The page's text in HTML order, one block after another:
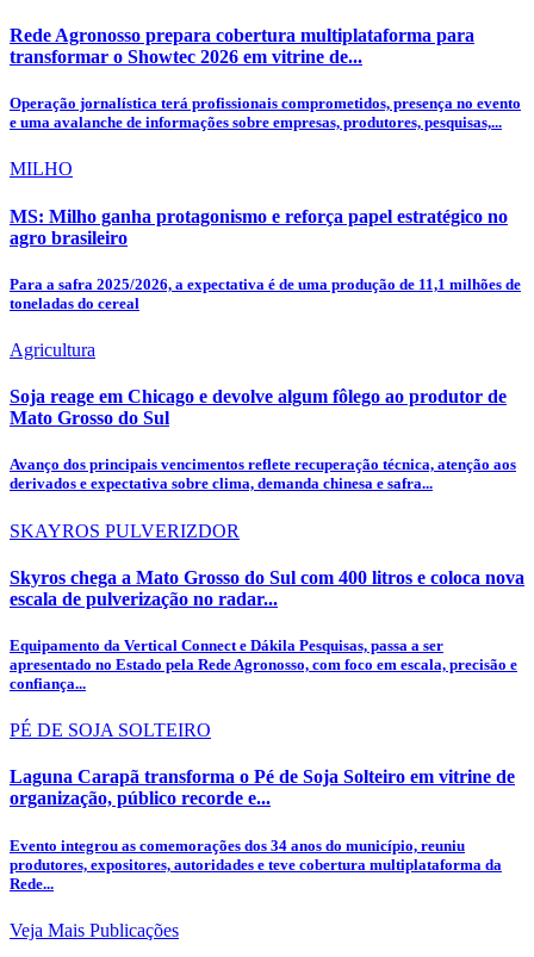
Rede Agronosso prepara cobertura multiplataforma para
transformar o Showtec 2026 em vitrine de...
Operação jornalística terá profissionais comprometidos, presença no evento
e uma avalanche de informações sobre empresas, produtores, pesquisas,...
MILHO
MS: Milho ganha protagonismo e reforça papel estratégico no
agro brasileiro
Para a safra 2025/2026, a expectativa é de uma produção de 11,1 milhões de
toneladas do cereal
Agricultura
Soja reage em Chicago e devolve algum fôlego ao produtor de
Mato Grosso do Sul
Avanço dos principais vencimentos reflete recuperação técnica, atenção aos
derivados e expectativa sobre clima, demanda chinesa e safra...
SKAYROS PULVERIZDOR
Skyros chega a Mato Grosso do Sul com 400 litros e coloca nova
escala de pulverização no radar...
Equipamento da Vertical Connect e Dákila Pesquisas, passa a ser
apresentado no Estado pela Rede Agronosso, com foco em escala, precisão e
confiança...
PÉ DE SOJA SOLTEIRO
Laguna Carapã transforma o Pé de Soja Solteiro em vitrine de
organização, público recorde e...
Evento integrou as comemorações dos 34 anos do município, reuniu
produtores, expositores, autoridades e teve cobertura multiplataforma da
Rede...
Veja Mais Publicações